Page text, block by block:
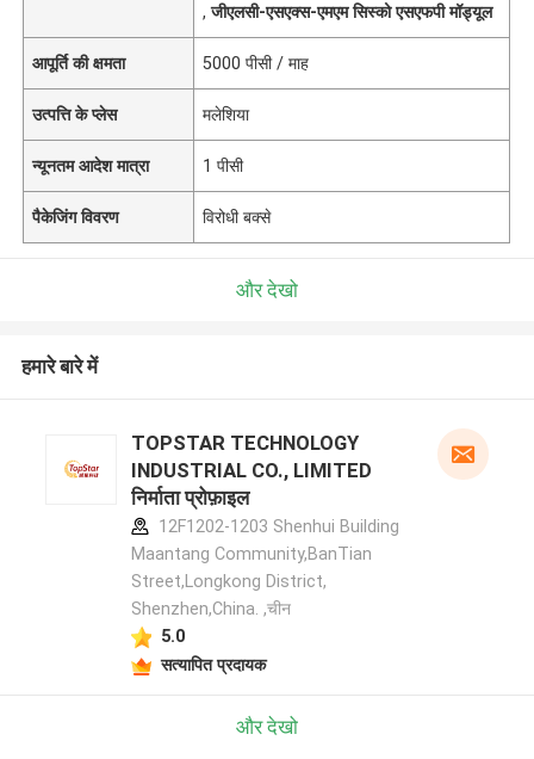
,जीएलसी-एसएक्स-एमएम सिस्को एसएफपी मॉड्यूल
आपूर्ति की क्षमता 5000 पीसी / माह
उत्पत्ति के प्लेस मलेशिया
न्यूनतम आदेश मात्रा 1 पीसी
पैकेजिंग विवरण विरोधी बक्से
और देखो
हमारे बारे में
TOPSTAR TECHNOLOGY
INDUSTRIAL CO., LIMITED
निर्माता प्रोफ़ाइल
12F1202-1203 Shenhui Building
Maantang Community,BanTian
Street,Longkong District,
Shenzhen,China. ,चीन
5.0
सत्यापित प्रदायक
और देखो